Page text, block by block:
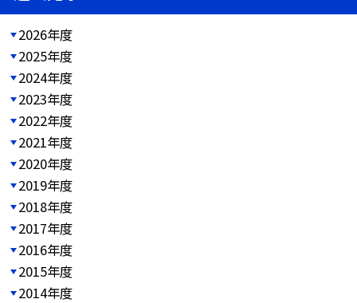
2026年度
2025年度
2024年度
2023年度
2022年度
2021年度
2020年度
2019年度
2018年度
2017年度
2016年度
2015年度
2014年度